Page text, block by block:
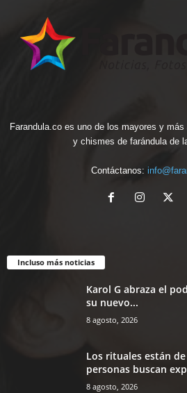
Farandula.co es uno de los mayores y
y chismes de farándula de
Contáctanos:
Incluso más noticias
Karol G abraza el
su nuevo...
8 agosto, 2026
Los rituales están
personas buscan
8 agosto, 2026